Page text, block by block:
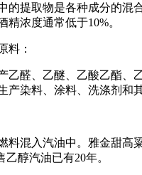
的提取物是各种成分的混
精浓度通常低于10%。
料：
乙醛、乙醚、乙酸乙酯、
产染料、涂料、洗涤剂和
料混入汽油中。雅金甜高
乙醇汽油已有20年。